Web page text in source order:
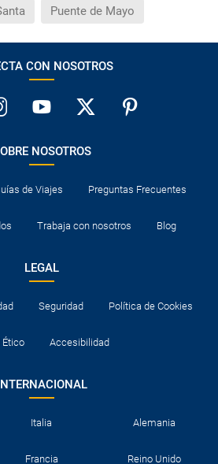
Puente de Mayo
CON NOSOTROS
NOSOTROS
de Viajes Preguntas Frecuentes
Trabaja con nosotros Blog
LEGAL
Seguridad Política de Cookies
Ético Accesibilidad
Italia Alemania
Francia Reino Unido